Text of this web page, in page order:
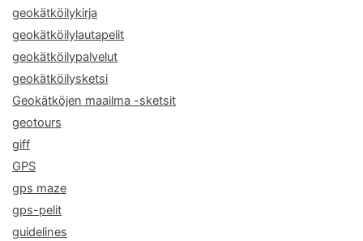
geokätköilykirja
geokätköilylautapelit
geokätköilypalvelut
geokätköilysketsi
Geokätköjen maailma -sketsit
geotours
giff
GPS
gps maze
gps-pelit
guidelines